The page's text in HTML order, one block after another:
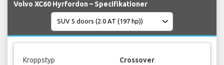
Volvo XC60 Hyrfordon – Specifikationer
Kroppstyp Crossover